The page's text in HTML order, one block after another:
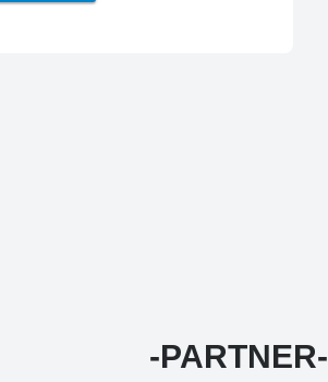
-PARTNER-